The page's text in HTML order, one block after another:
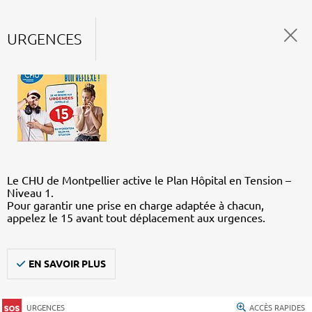
URGENCES
Le CHU de Montpellier active le Plan Hôpital en Tension –
Niveau 1.
Pour garantir une prise en charge adaptée à chacun,
appelez le 15 avant tout déplacement aux urgences.
EN SAVOIR PLUS
URGENCES ACCÈS RAPIDES